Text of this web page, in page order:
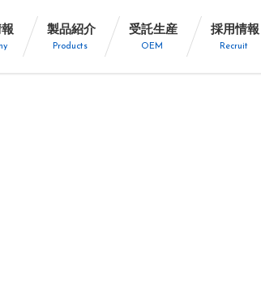
製品紹介
Products
受託生産
OEM
採用情報
Recruit